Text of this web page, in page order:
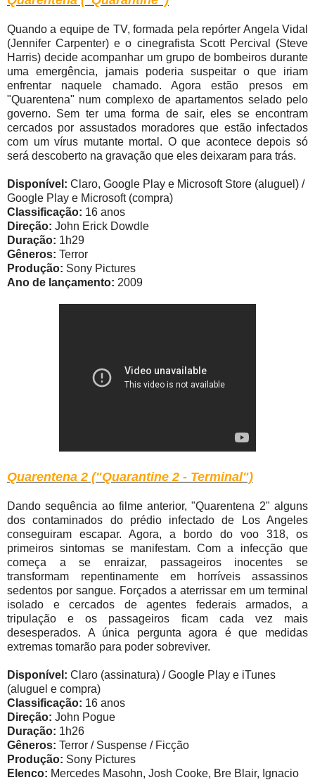
Quando a equipe de TV, formada pela repórter Angela Vidal
(Jennifer Carpenter) e o cinegrafista Scott Percival (Steve
Harris) decide acompanhar um grupo de bombeiros durante
uma emergência, jamais poderia suspeitar o que iriam
enfrentar naquele chamado. Agora estão presos em
"Quarentena" num complexo de apartamentos selado pelo
governo. Sem ter uma forma de sair, eles se encontram
cercados por assustados moradores que estão infectados
com um vírus mutante mortal. O que acontece depois só
será descoberto na gravação que eles deixaram para trás.
Disponível: Claro, Google Play e Microsoft Store (aluguel) /
Google Play e Microsoft (compra)
Classificação: 16 anos
Direção: John Erick Dowdle
Duração: 1h29
Gêneros: Terror
Produção: Sony Pictures
Ano de lançamento: 2009
Quarentena 2 ("Quarantine 2 - Terminal")
Dando sequência ao filme anterior, "Quarentena 2" alguns
dos contaminados do prédio infectado de Los Angeles
conseguiram escapar. Agora, a bordo do voo 318, os
primeiros sintomas se manifestam. Com a infecção que
começa a se enraizar, passageiros inocentes se
transformam repentinamente em horríveis assassinos
sedentos por sangue. Forçados a aterrissar em um terminal
isolado e cercados de agentes federais armados, a
tripulação e os passageiros ficam cada vez mais
desesperados. A única pergunta agora é que medidas
extremas tomarão para poder sobreviver.
Disponível: Claro (assinatura) / Google Play e iTunes
(aluguel e compra)
Classificação: 16 anos
Direção: John Pogue
Duração: 1h26
Gêneros: Terror / Suspense / Ficção
Produção: Sony Pictures
Elenco: Mercedes Masohn, Josh Cooke, Bre Blair, Ignacio